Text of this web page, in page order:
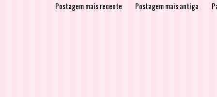
Postagem mais recente Postagem mais antiga